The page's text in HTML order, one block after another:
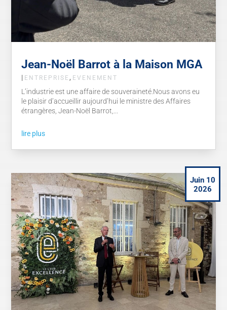
Jean-Noël Barrot à la Maison MGA
| ENTREPRISE, EVENEMENT
L’industrie est une affaire de souveraineté.Nous avons eu
le plaisir d’accueillir aujourd’hui le ministre des Affaires
étrangères, Jean-Noël Barrot,...
lire plus
Juin 10
2026